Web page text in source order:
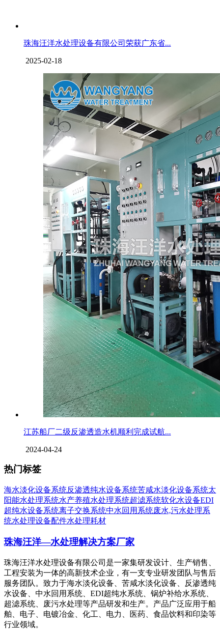
珠海汪洋水处理设备有限公司荣获广东省...
2025-02-18
江苏船厂二级反渗透造水机顺利完成试航...
2024-04-24
热门标签
海水淡化设备系统反渗透纯水设备系统苦咸水淡化设备系统太
阳能水处理系统水产养殖水处理系统超滤系统软化水设备EDI
超纯水设备系统离子交换系统中水回用系统废水,污水处理系
统水处理设备配件水处理耗材
珠海汪洋—水处理解决方案厂家
珠海汪洋水处理设备有限公司是一家集研发设计、生产销售、
工程安装为一体的高新技术企业，有一支专业研发团队与售后
服务团队。致力于海水淡化设备、苦咸水淡化设备、反渗透纯
水设备、中水回用系统、EDI超纯水系统、锅炉补给水系统、
超滤系统、废污水处理等产品研发和生产。产品广泛应用于船
舶、电子、电镀冶金、化工、电力、医药、食品饮料和印染等
行业领域。